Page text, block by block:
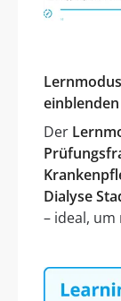
einblenden
Der
Dialyse
– ideal, um